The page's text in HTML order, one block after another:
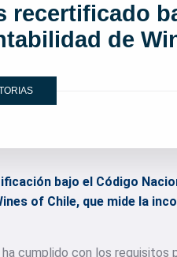
recertificado
de
bajo el Código
of Chile, que mide la
cumplido con los